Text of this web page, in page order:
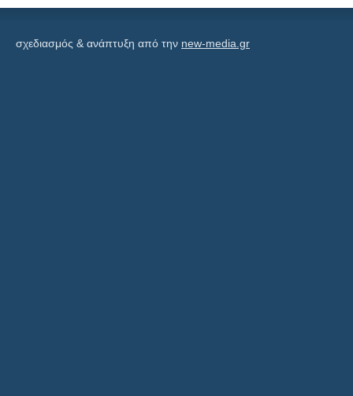
σχεδιασμός & ανάπτυξη από την new-media.gr